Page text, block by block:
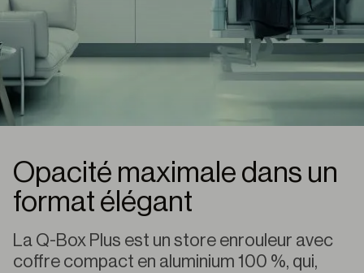
Opacité maximale dans un
format élégant
La Q-Box Plus est un store enrouleur avec
coffre compact en aluminium 100 %, qui,